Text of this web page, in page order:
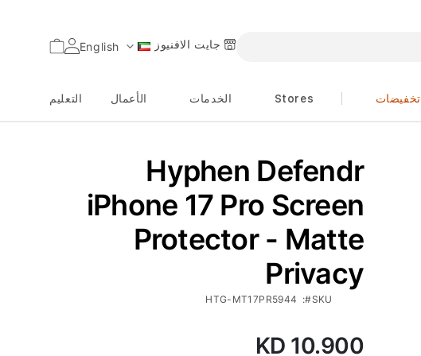
اللغة English جايت الافنيوز السلة
تخفيضات Stores الخدمات الأعمال التعليم
Hyphen Defendr
iPhone 17 Pro Screen
Protector - Matte
Privacy
KD 10.900
SKU
HTG-MT17PR5944